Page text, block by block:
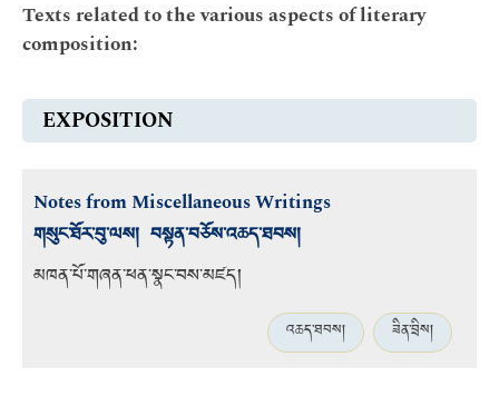
Texts related to the various aspects of literary
composition:
EXPOSITION
Notes from Miscellaneous Writings
གསུང་ཐོར་བུ་ལས། བསྟན་བཅོས་འཆད་ཐབས།
མཁན་པོ་གཞན་ཕན་སྣང་བས་མཛད།
འཆད་ཐབས། ཟིན་བྲིས།